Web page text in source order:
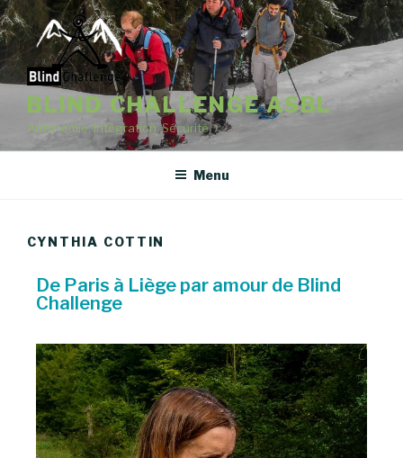
BLIND CHALLENGE ASBL
Autonomie, Intégration, Sécurité
Menu
CYNTHIA COTTIN
De Paris à Liège par amour de Blind
Challenge